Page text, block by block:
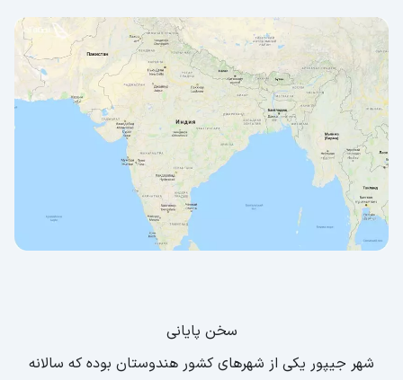
سخن پایانی
شهر جیپور یکی از شهر‌های کشور هندوستان بوده که سالانه